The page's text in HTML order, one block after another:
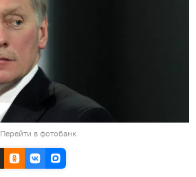
Перейти в фотобанк